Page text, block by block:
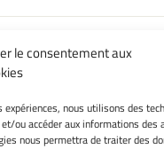
le consentement aux
nous utilisons des
ou accéder aux informations des
nous permettra de traiter des
LÉGALES
confidentialité